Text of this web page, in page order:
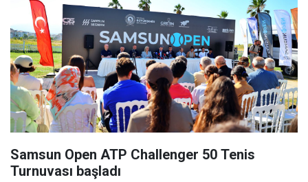
Samsun Open ATP Challenger 50 Tenis
Turnuvası başladı